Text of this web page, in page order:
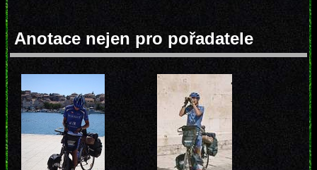
Anotace nejen pro pořadatele